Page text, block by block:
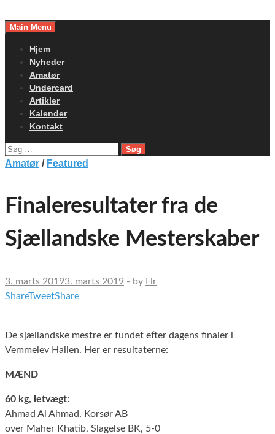
toMain Menu
Hjem
Nyheder
Amatør
Undercard
Artikler
Kalender
Kontakt
Søg
efter:
Amatør / Featured
Finaleresultater fra de
Sjællandske Mesterskaber
3. marts 20193. marts 2019 - by Hr
ShareTweetShare
De sjællandske mestre er fundet efter dagens finaler i
Vemmelev Hallen. Her er resultaterne:
MÆND
60 kg, letvægt:
Ahmad Al Ahmad, Korsør AB
over Maher Khatib, Slagelse BK, 5-0